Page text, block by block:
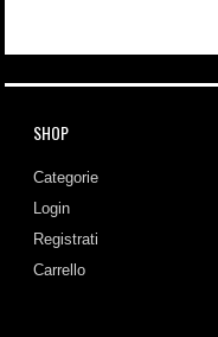
SHOP
Categorie
Login
Registrati
Carrello